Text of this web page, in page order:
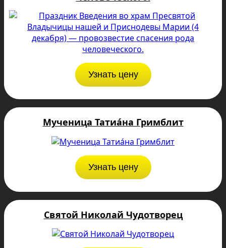
Узнать цену
Мученица Татиа́на Гримблит
Узнать цену
Святой Николай Чудотворец